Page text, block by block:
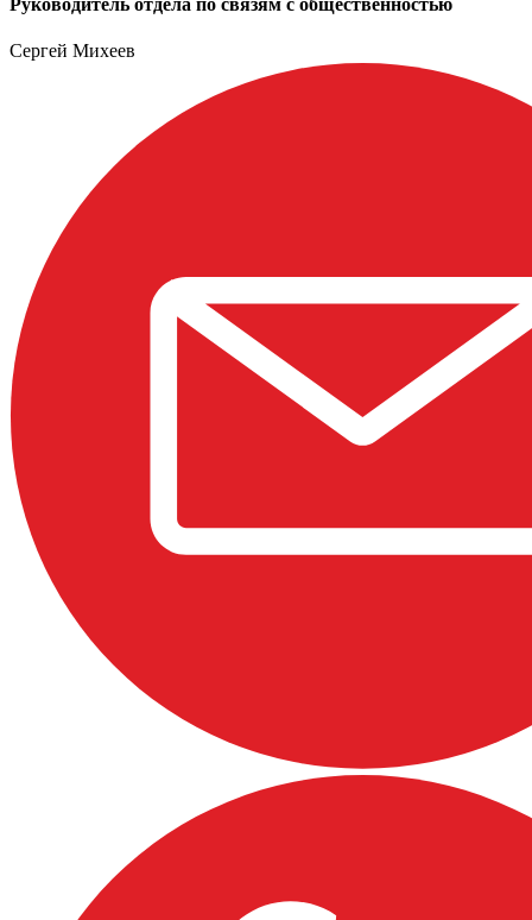
Руководитель отдела по связям с общественностью
Сергей Михеев